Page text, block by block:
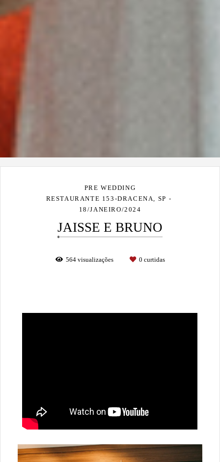
PRE WEDDING
RESTAURANTE 153-DRACENA, SP
18/JANEIRO/2024
JAISSE E BRUNO
564visualizações 0 curtidas